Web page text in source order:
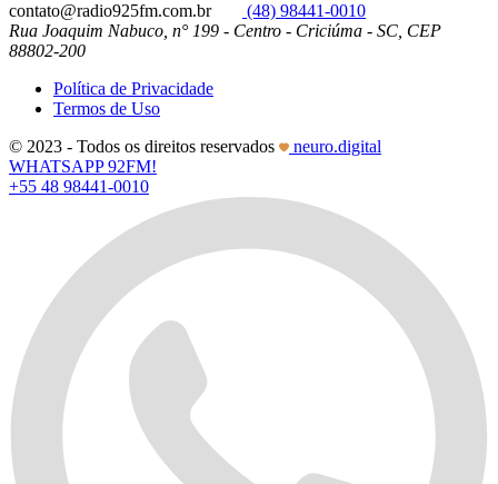
contato@radio925fm.com.br
(48) 98441-0010
Rua Joaquim Nabuco, n° 199 - Centro - Criciúma - SC, CEP
88802-200
Política de Privacidade
Termos de Uso
© 2023 - Todos os direitos reservados
neuro.digital
WHATSAPP 92FM!
+55 48 98441-0010